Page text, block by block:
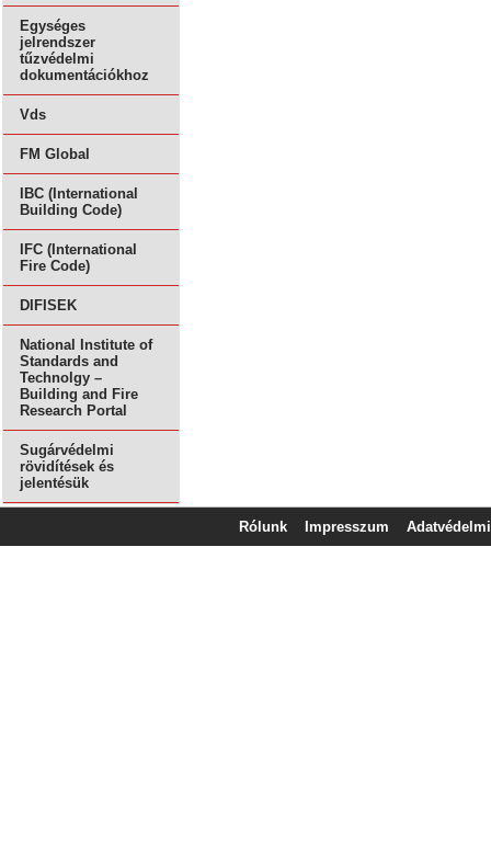
Egységes
jelrendszer
tűzvédelmi
dokumentációkhoz
Vds
FM Global
IBC (International
Building Code)
IFC (International
Fire Code)
DIFISEK
National Institute of
Standards and
Technolgy –
Building and Fire
Research Portal
Sugárvédelmi
rövidítések és
jelentésük
Rólunk Impresszum